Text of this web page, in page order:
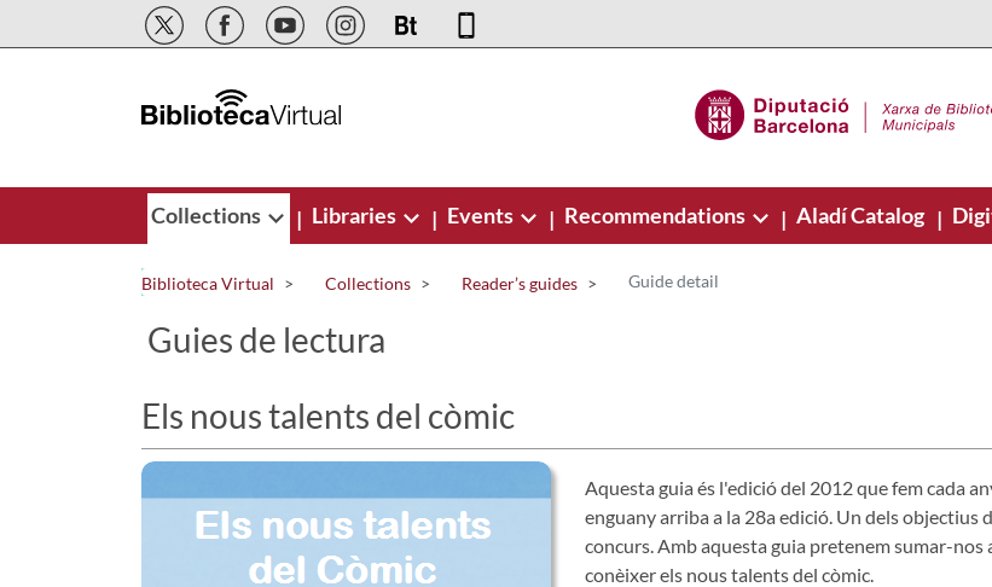
Skip to Main Content
Collections | Libraries | Events | Recommendations | Aladí Catalog |
Biblioteca Virtual Collections Reader’s guides Guide detail
Guies de lectura
Els nous talents del còmic
Aquesta guia és l'edició del 2012 que fem cada
enguany arriba a la 28a edició. Un dels objectius
concurs. Amb aquesta guia pretenem sumar-
conèixer els nous talents del còmic.